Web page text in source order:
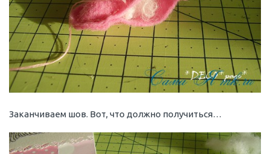
Заканчиваем шов. Вот, что должно получиться…